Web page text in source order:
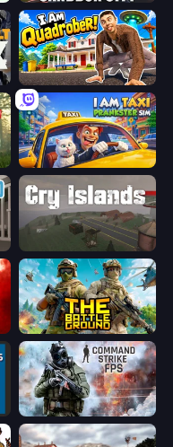
I Am Quadrober!
I Am Taxi Prankster Sim
The Battleground
Command Strike FPS